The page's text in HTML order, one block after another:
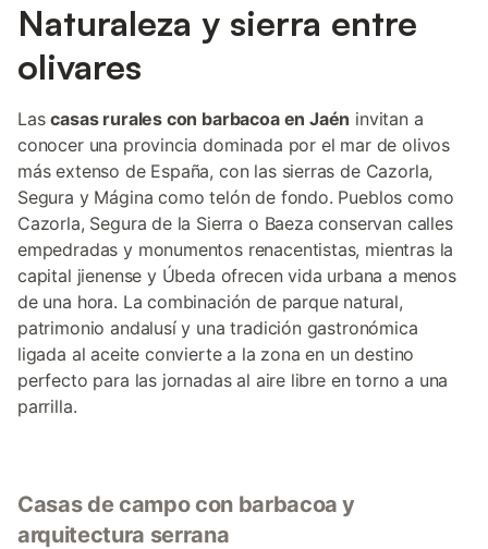
Naturaleza y sierra entre
olivares
Lascasas rurales con barbacoa en Jaén invitan a
conocer una provincia dominada por el mar de olivos
más extenso de España, con las sierras de Cazorla,
Segura y Mágina como telón de fondo. Pueblos como
Cazorla, Segura de la Sierra o Baeza conservan calles
empedradas y monumentos renacentistas, mientras la
capital jienense y Úbeda ofrecen vida urbana a menos
de una hora. La combinación de parque natural,
patrimonio andalusí y una tradición gastronómica
ligada al aceite convierte a la zona en un destino
perfecto para las jornadas al aire libre en torno a una
parrilla.
Casas de campo con barbacoa y
arquitectura serrana